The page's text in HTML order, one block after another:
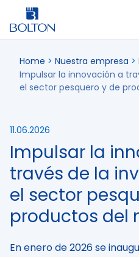
Home > Nuestra empresa >
Impulsar la innovación a
el sector pesquero y de
11.06.2026
Impulsar la
través de la
el sector
productos del
En enero de 2026 se